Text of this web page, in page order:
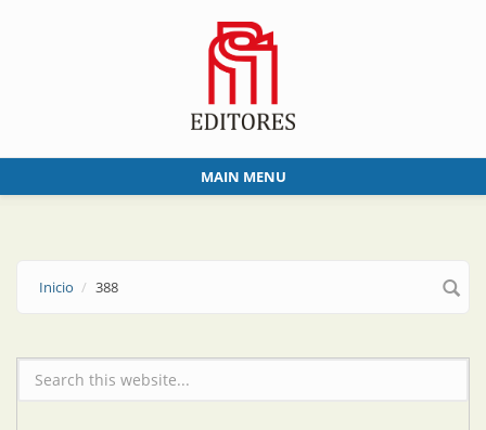
MAIN MENU
Inicio 388
Formulario de búsqueda